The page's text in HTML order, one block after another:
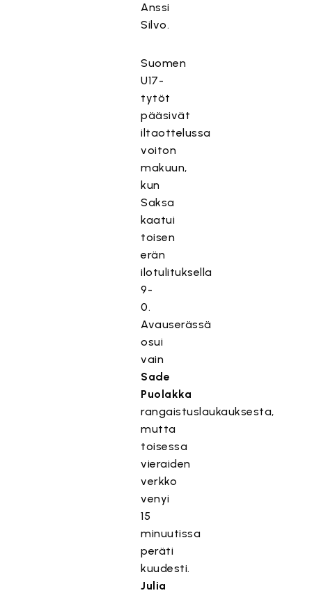
Anssi
Silvo.
Suomen
U17-
tytöt
pääsivät
iltaottelussa
voiton
makuun,
kun
Saksa
kaatui
toisen
erän
ilotulituksella
9-
0.
Avauserässä
osui
vain
Sade
Puolakka
rangaistuslaukauksesta,
mutta
toisessa
vieraiden
verkko
venyi
15
minuutissa
peräti
kuudesti.
Julia